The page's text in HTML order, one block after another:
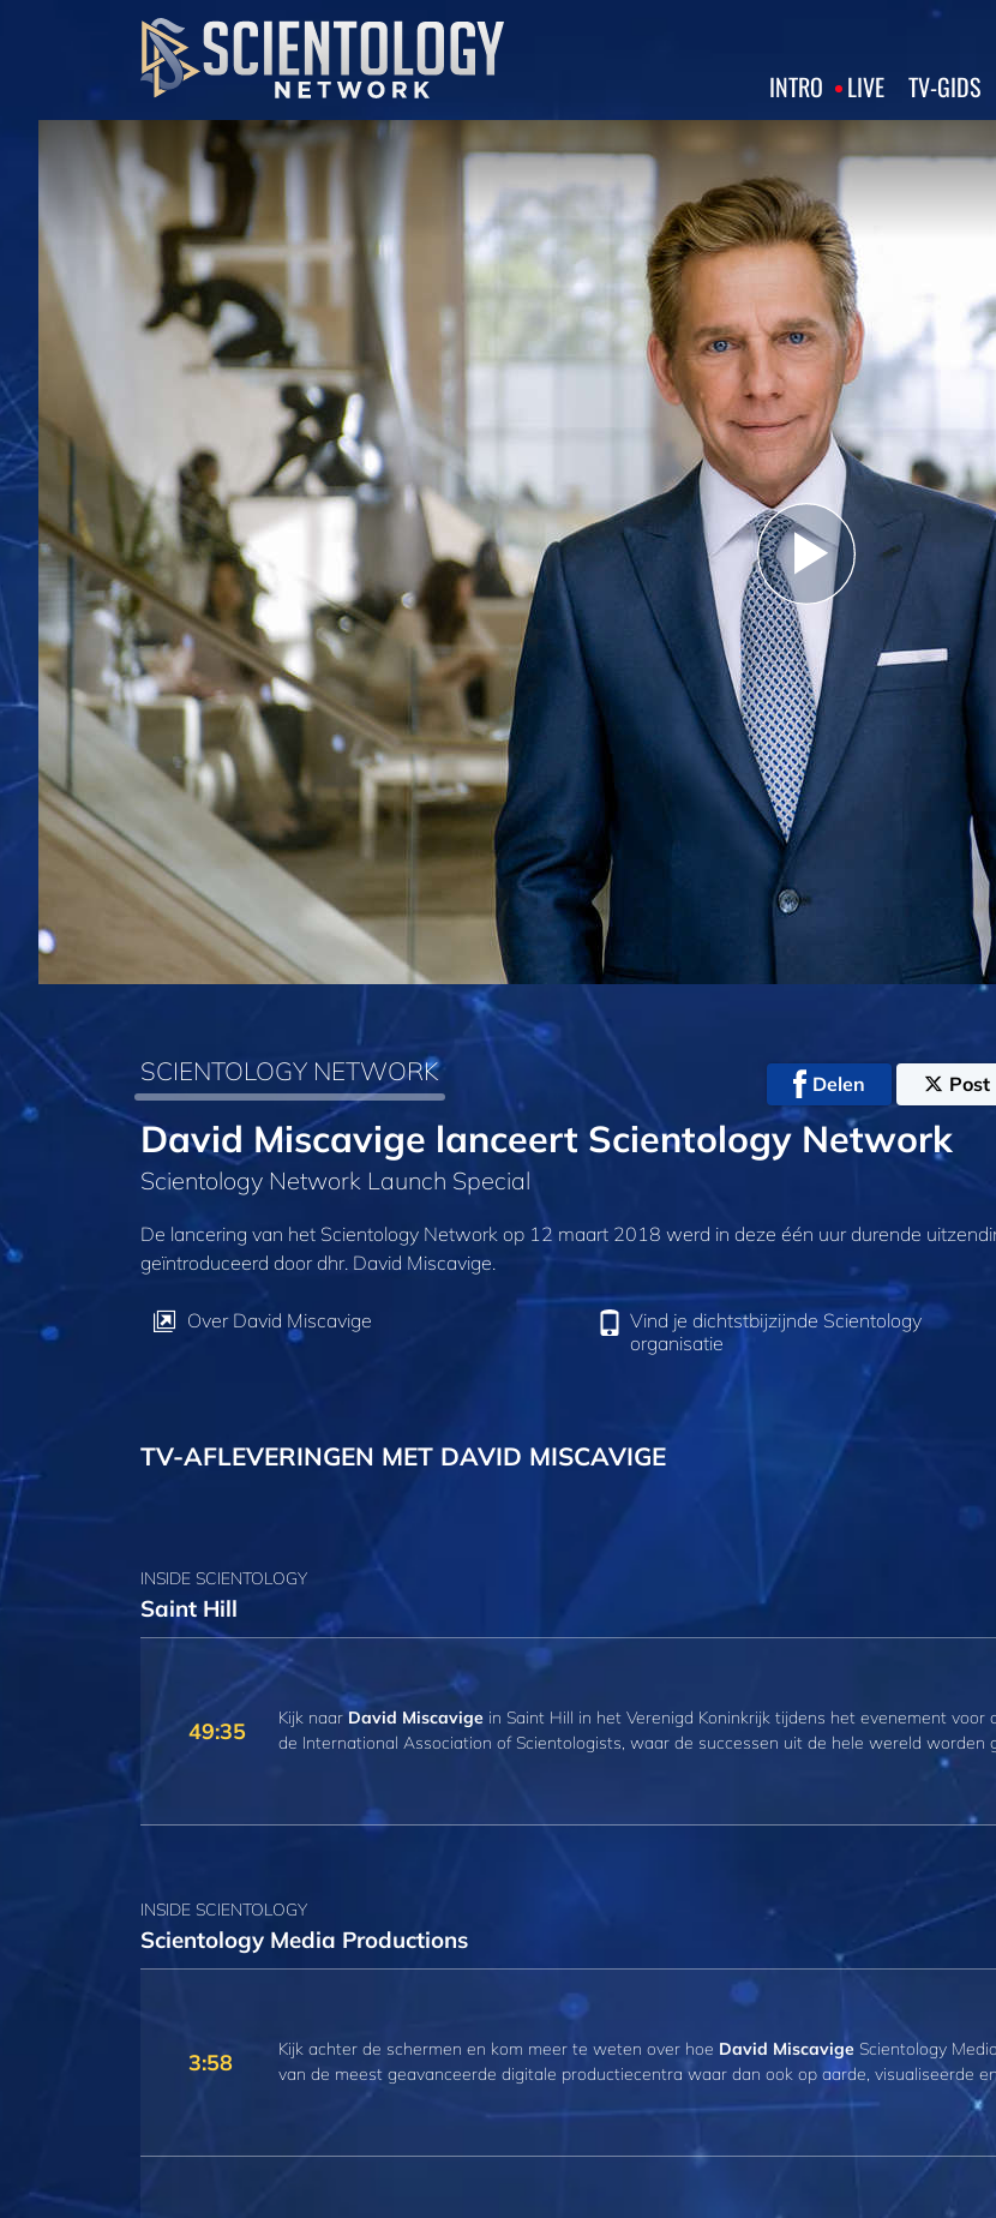
INTRO LIVE TV‑GIDS
Play
SCIENTOLOGY NETWORK Delen Post
David Miscavige lanceert Scientology Network
Scientology Network Launch Special
De lancering van het Scientology Network op 12 maart 2018 werd in deze één uur durende
geïntroduceerd door dhr. David Miscavige.
Over David Miscavige
Vind je dichtstbijzijnde Scientology
organisatie
TV-AFLEVERINGEN MET DAVID MISCAVIGE
INSIDE SCIENTOLOGY
Saint Hill
49:35 Kijk naarDavid Miscavige in Saint Hill in het Verenigd Koninkrijk tijdens het evenement voor
de International Association of Scientologists, waar de successen uit de hele wereld worden
INSIDE SCIENTOLOGY
Scientology Media Productions
3:58 Kijk achter de schermen en kom meer te weten over hoe David Miscavige Scientology
van de meest geavanceerde digitale productiecentra waar dan ook op aarde, visualiseerde